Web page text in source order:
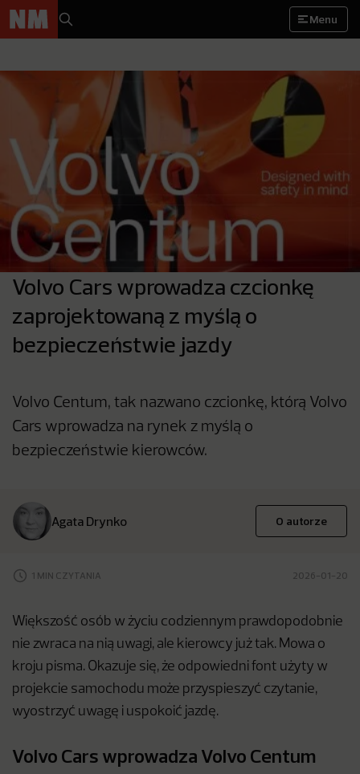
Menu
Volvo Cars wprowadza czcionkę
zaprojektowaną z myślą o
bezpieczeństwie jazdy
Volvo Centum, tak nazwano czcionkę, którą Volvo
Cars wprowadza na rynek z myślą o
bezpieczeństwie kierowców.
Agata Drynko O autorze
1 MIN CZYTANIA 2026-01-20
Większość osób w życiu codziennym prawdopodobnie
nie zwraca na nią uwagi, ale kierowcy już tak. Mowa o
kroju pisma. Okazuje się, że odpowiedni font użyty w
projekcie samochodu może przyspieszyć czytanie,
wyostrzyć uwagę i uspokoić jazdę.
Volvo Cars wprowadza Volvo Centum